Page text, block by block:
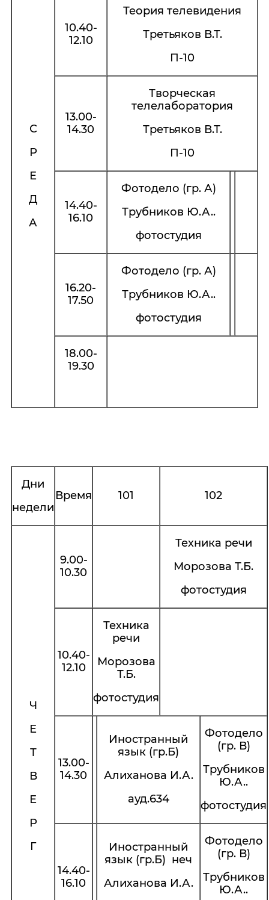
С
Р
Е
Д
А
10.40-
12.10
Теория телевидения
Третьяков В.Т.
П-10
13.00-
14.30
Творческая
телелаборатория
Третьяков В.Т.
П-10
14.40-
16.10
Фотодело (гр. А)
Трубников Ю.А..
фотостудия
16.20-
17.50
Фотодело (гр. А)
Трубников Ю.А..
фотостудия
18.00-
19.30
Дни
недели
Время 101 102
Ч
Е
Т
В
Е
Р
Г
9.00-
10.30
Техника речи
Морозова Т.Б.
фотостудия
10.40-
12.10
Техника
речи
Морозова
Т.Б.
фотостудия
13.00-
14.30
Иностранный
язык (гр.Б)
Алиханова И.А.
ауд.634
Фотодело
(гр. В)
Трубников
Ю.А..
фотостудия
14.40-
16.10
Иностранный
язык (гр.Б) неч
Алиханова И.А.
Фотодело
(гр. В)
Трубников
Ю.А..